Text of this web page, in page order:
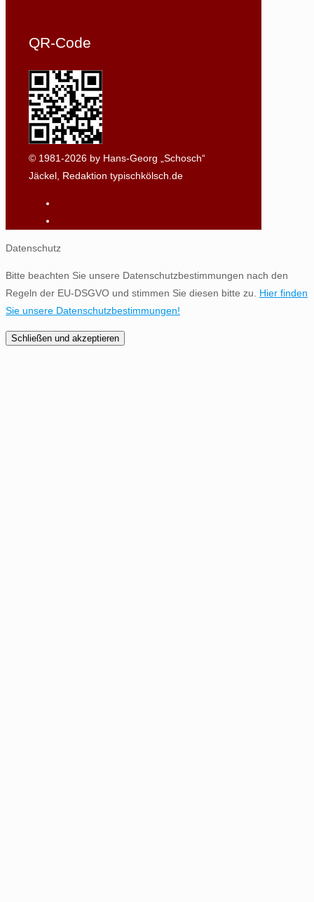
QR-Code
© 1981-2026 by Hans-Georg „Schosch“
Jäckel, Redaktion typischkölsch.de
Datenschutz
Bitte beachten Sie unsere Datenschutzbestimmungen nach den
Regeln der EU-DSGVO und stimmen Sie diesen bitte zu. Hier finden
Sie unsere Datenschutzbestimmungen!
Schließen und akzeptieren